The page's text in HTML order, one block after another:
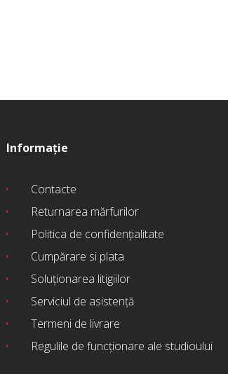
Informație
Contacte
Returnarea mărfurilor
Politica de confidențialitate
Cumpărare si plata
Soluționarea litigiilor
Serviciul de asistență
Termeni de livrare
Regulile de funcționare ale studioului